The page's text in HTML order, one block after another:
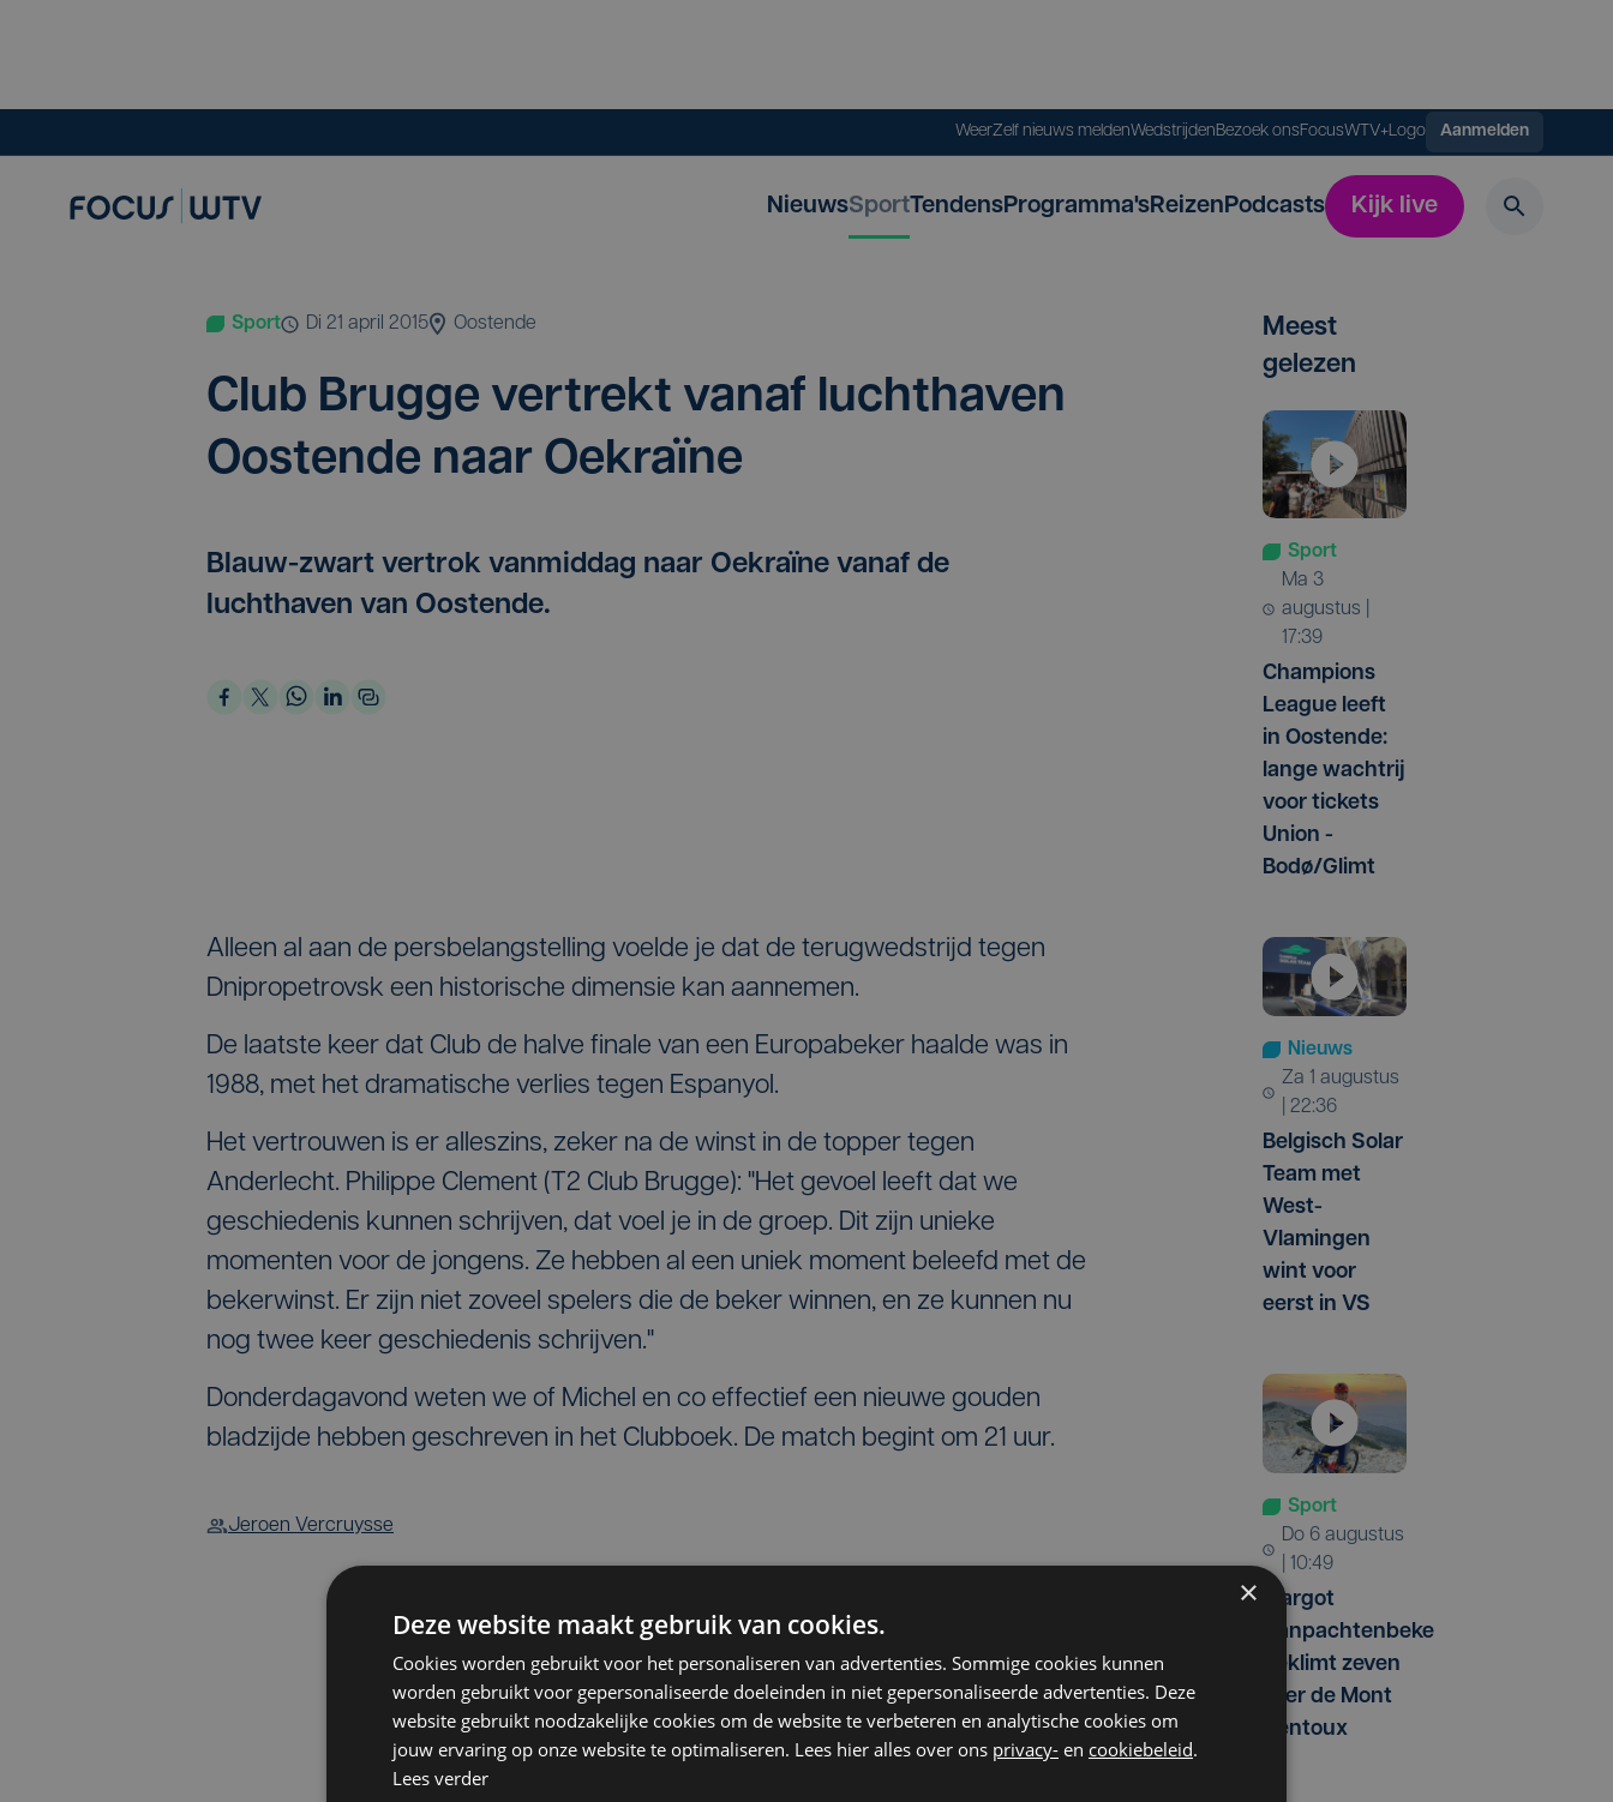
WeerZelf nieuws meldenWedstrijdenBezoek onsFocusWTV+Logo Aanmelden
NieuwsSportTendensProgramma'sReizenPodcasts Kijk live
Sport di 21 april 2015 Oostende
Club Brug­ge ver­trekt van­af lucht­ha­ven
Oos­ten­de naar Oekraïne
Blauw-zwart vertrok vanmiddag naar Oekraïne vanaf de
luchthaven van Oostende.
Alleen al aan de persbelangstelling voelde je dat de terugwedstrijd tegen
Dnipropetrovsk een historische dimensie kan aannemen.
De laatste keer dat Club de halve finale van een Europabeker haalde was in
1988, met het dramatische verlies tegen Espanyol.
Het vertrouwen is er alleszins, zeker na de winst in de topper tegen
Anderlecht. Philippe Clement (T2 Club Brugge): "Het gevoel leeft dat we
geschiedenis kunnen schrijven, dat voel je in de groep. Dit zijn unieke
momenten voor de jongens. Ze hebben al een uniek moment beleefd met de
bekerwinst. Er zijn niet zoveel spelers die de beker winnen, en ze kunnen nu
nog twee keer geschiedenis schrijven."
Donderdagavond weten we of Michel en co effectief een nieuwe gouden
bladzijde hebben geschreven in het Clubboek. De match begint om 21 uur.
Jeroen Vercruysse
Meest
gelezen
Sport
ma 3
augustus |
17:39
Champions
League leeft
in Oostende:
lange wachtrij
voor tickets
Union -
Bodø/Glimt
Nieuws
za 1 augustus
| 22:36
Belgisch Solar
Team met
West-
Vlamingen
wint voor
eerst in VS
Sport
do 6 augustus
| 10:49
Margot
Vanpachtenbeke
beklimt zeven
keer de Mont
Ventoux
×
Deze website maakt gebruik van cookies.
Cookies worden gebruikt voor het personaliseren van advertenties. Sommige cookies kunnen
worden gebruikt voor gepersonaliseerde doeleinden in niet gepersonaliseerde advertenties. Deze
website gebruikt noodzakelijke cookies om de website te verbeteren en analytische cookies om
jouw ervaring op onze website te optimaliseren. Lees hier alles over ons privacy- en cookiebeleid.
Lees verder